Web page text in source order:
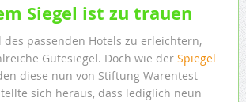
Siegel ist zu trauen
des passenden Hotels zu erleichtern,
Gütesiegel. Doch wie der Spiegel
diese nun von Stiftung Warentest
sich heraus, dass lediglich neun